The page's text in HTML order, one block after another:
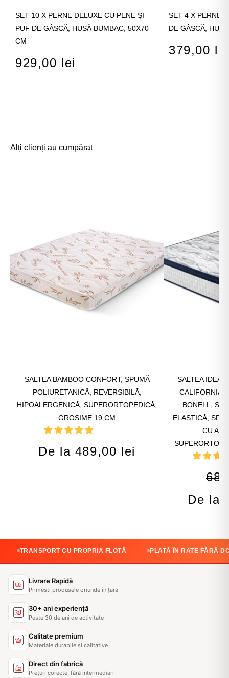
SET 10 X PERNE DELUXE CU PENE ȘI
PUF DE GÂSCĂ, HUSĂ BUMBAC, 50X70
CM
929,00 lei
SET 4 X PERNE
DE GÂSCĂ,
379,00 lei
Alți clienți au cumpărat
SALTEA BAMBOO CONFORT, SPUMĂ
POLIURETANICĂ, REVERSIBILĂ,
HIPOALERGENICĂ, SUPERORTOPEDICĂ,
GROSIME 19 CM
De la 489,00 lei
SALTEA IDEAL
CALIFORNIA
BONELL,
ELASTICĂ,
CU
De la
CU PROPRIA FLOTĂ PLATĂ ÎN RATE FĂRĂ DOBÂNDĂ
Livrare Rapidă
Primești produsele oriunde în țară
30+ ani experiență
Peste 30 de ani de activitate
Calitate premium
Materiale durabile și calitative
Direct din fabrică
Prețuri corecte, fără intermediari